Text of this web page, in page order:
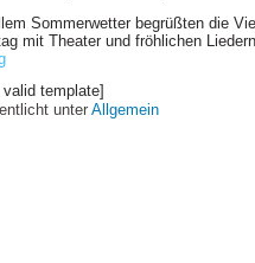
Sommerwetter begrüßten die
mit Theater und fröhlichen
valid template]
unter Allgemein